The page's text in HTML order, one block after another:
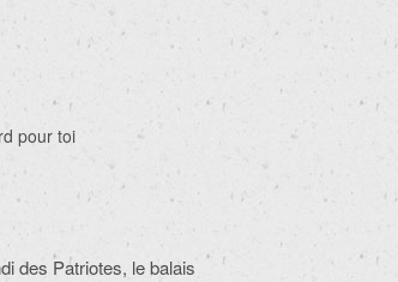
pour toi
des Patriotes, le balais